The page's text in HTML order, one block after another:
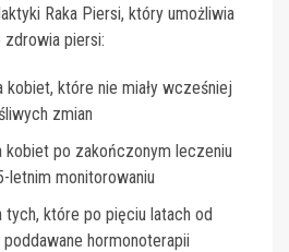
Raka Piersi, który umożliwia
zdrowia piersi:
które nie miały wcześniej
zmian
po zakończonym leczeniu
letnim monitorowaniu
które po pięciu latach od
hormonoterapii